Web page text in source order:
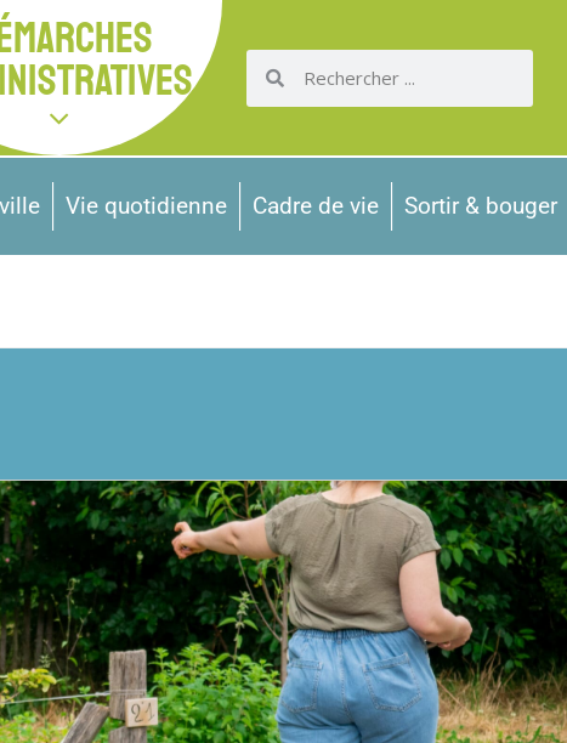
Vie quotidienne Cadre de vie Sortir & bouger